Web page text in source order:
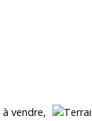
Espace vendeur